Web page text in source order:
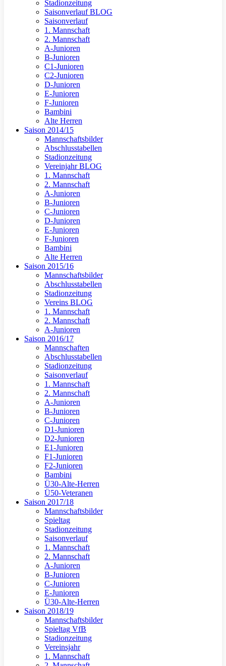
Stadionzeitung
Saisonverlauf BLOG
Saisonverlauf
1. Mannschaft
2. Mannschaft
A-Junioren
B-Junioren
C1-Junioren
C2-Junioren
D-Junioren
E-Junioren
F-Junioren
Bambini
Alte Herren
Saison 2014/15
Mannschaftsbilder
Abschlusstabellen
Stadionzeitung
Vereinjahr BLOG
1. Mannschaft
2. Mannschaft
A-Junioren
B-Junioren
C-Junioren
D-Junioren
E-Junioren
F-Junioren
Bambini
Alte Herren
Saison 2015/16
Mannschaftsbilder
Abschlusstabellen
Stadionzeitung
Vereins BLOG
1. Mannschaft
2. Mannschaft
A-Junioren
Saison 2016/17
Mannschaften
Abschlusstabellen
Stadionzeitung
Saisonverlauf
1. Mannschaft
2. Mannschaft
A-Junioren
B-Junioren
C-Junioren
D1-Junioren
D2-Junioren
E1-Junioren
F1-Junioren
F2-Junioren
Bambini
Ü30-Alte-Herren
Ü50-Veteranen
Saison 2017/18
Mannschaftsbilder
Spieltag
Stadionzeitung
Saisonverlauf
1. Mannschaft
2. Mannschaft
A-Junioren
B-Junioren
C-Junioren
E-Junioren
Ü30-Alte-Herren
Saison 2018/19
Mannschaftsbilder
Spieltag VfB
Stadionzeitung
Vereinsjahr
1. Mannschaft